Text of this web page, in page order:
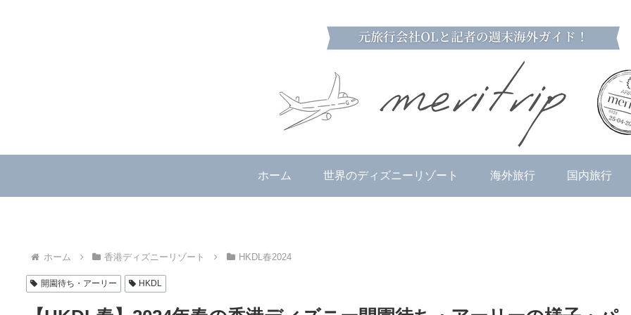
ホーム 世界のディズニーリゾート 海外旅行 国内旅行
ホーム 香港ディズニーリゾート HKDL春2024
開園待ち・アーリー HKDL